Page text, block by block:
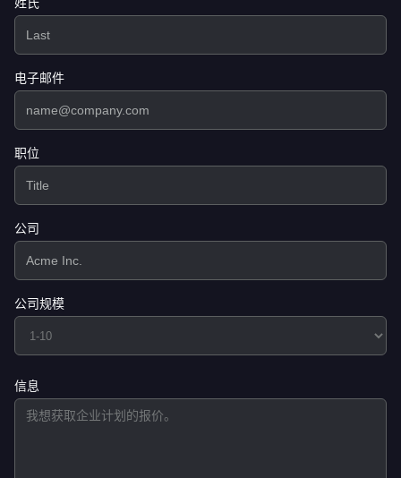
电子邮件
职位
公司
公司规模
信息